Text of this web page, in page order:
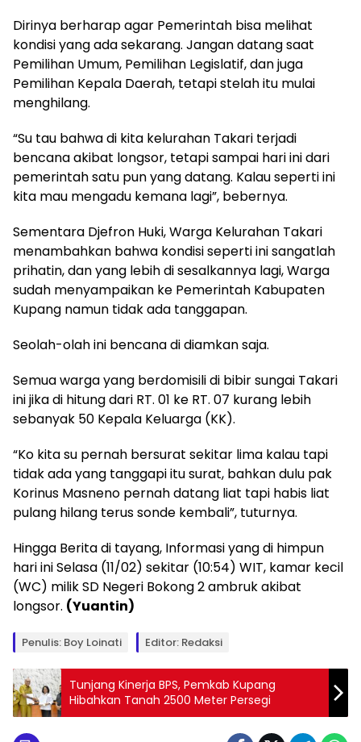
Dirinya berharap agar Pemerintah bisa melihat
kondisi yang ada sekarang. Jangan datang saat
Pemilihan Umum, Pemilihan Legislatif, dan juga
Pemilihan Kepala Daerah, tetapi stelah itu mulai
menghilang.
“Su tau bahwa di kita kelurahan Takari terjadi
bencana akibat longsor, tetapi sampai hari ini dari
pemerintah satu pun yang datang. Kalau seperti ini
kita mau mengadu kemana lagi”, bebernya.
Sementara Djefron Huki, Warga Kelurahan Takari
menambahkan bahwa kondisi seperti ini sangatlah
prihatin, dan yang lebih di sesalkannya lagi, Warga
sudah menyampaikan ke Pemerintah Kabupaten
Kupang namun tidak ada tanggapan.
Seolah-olah ini bencana di diamkan saja.
Semua warga yang berdomisili di bibir sungai Takari
ini jika di hitung dari RT. 01 ke RT. 07 kurang lebih
sebanyak 50 Kepala Keluarga (KK).
“Ko kita su pernah bersurat sekitar lima kalau tapi
tidak ada yang tanggapi itu surat, bahkan dulu pak
Korinus Masneno pernah datang liat tapi habis liat
pulang hilang terus sonde kembali”, tuturnya.
Hingga Berita di tayang, Informasi yang di himpun
hari ini Selasa (11/02) sekitar (10:54) WIT, kamar kecil
(WC) milik SD Negeri Bokong 2 ambruk akibat
longsor. (Yuantin)
Penulis: Boy Loinati Editor: Redaksi
Tunjang Kinerja BPS, Pemkab Kupang
Hibahkan Tanah 2500 Meter Persegi